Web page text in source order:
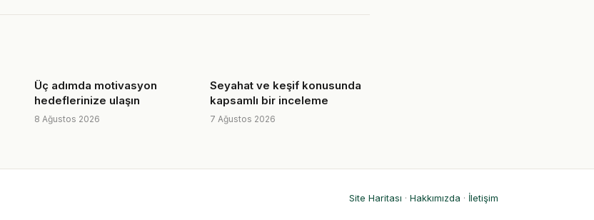
Üç adımda motivasyon
hedeflerinize ulaşın
8 Ağustos 2026
Seyahat ve keşif konusunda
kapsamlı bir inceleme
7 Ağustos 2026
Site Haritası · Hakkımızda · İletişim